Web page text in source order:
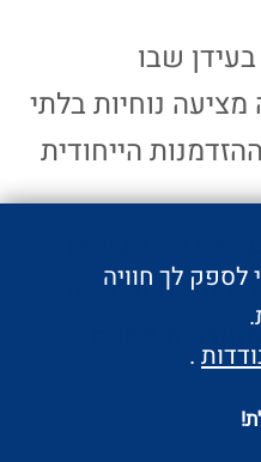
שבו
מציעה נוחיות בלתי
הייחודית
רק להבין את
המודרנית,
לחיים
לספק לך חוויה
.